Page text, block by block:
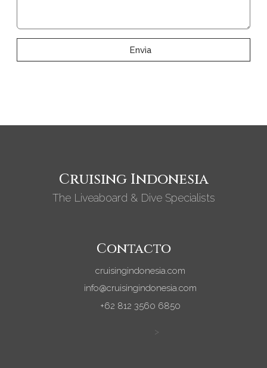
Envìa
Cruising Indonesia
The Liveaboard & Dive Specialists
Contacto
cruisingindonesia.com
info@cruisingindonesia.com
+62 812 3560 6850
>